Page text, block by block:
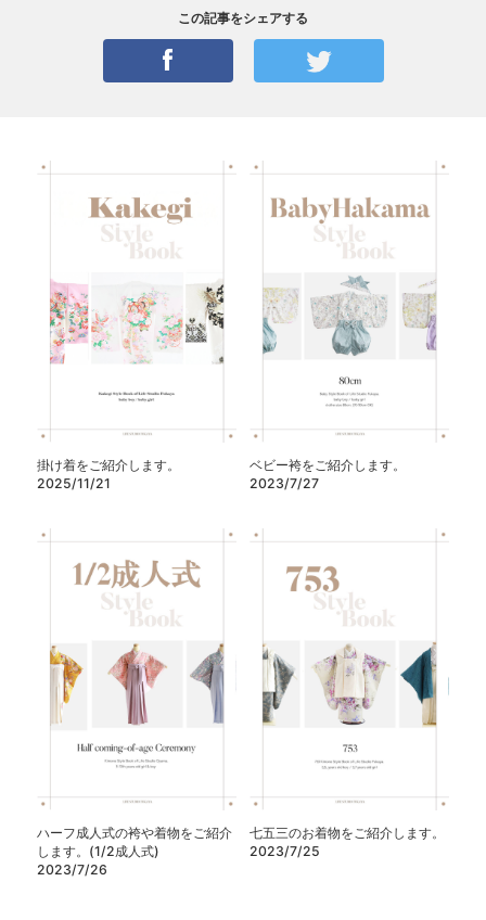
この記事をシェアする
掛け着をご紹介します。
2025/11/21
ベビー袴をご紹介します。
2023/7/27
ハーフ成人式の袴や着物をご紹介
します。(1/2成人式)
2023/7/26
七五三のお着物をご紹介します。
2023/7/25